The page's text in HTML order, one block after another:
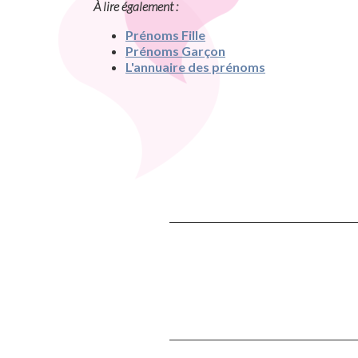
À lire également :
Prénoms Fille
Prénoms Garçon
L'annuaire des prénoms